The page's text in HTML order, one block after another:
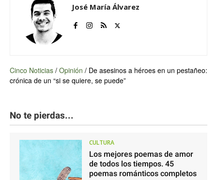
José María Álvarez
Cinco Noticias / Opinión / De asesinos a héroes en un pestañeo:
crónica de un “si se quiere, se puede”
No te pierdas...
CULTURA
Los mejores poemas de amor
de todos los tiempos. 45
poemas románticos completos